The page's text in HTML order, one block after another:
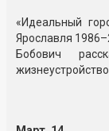
«Идеальный
Ярославля
Бобович